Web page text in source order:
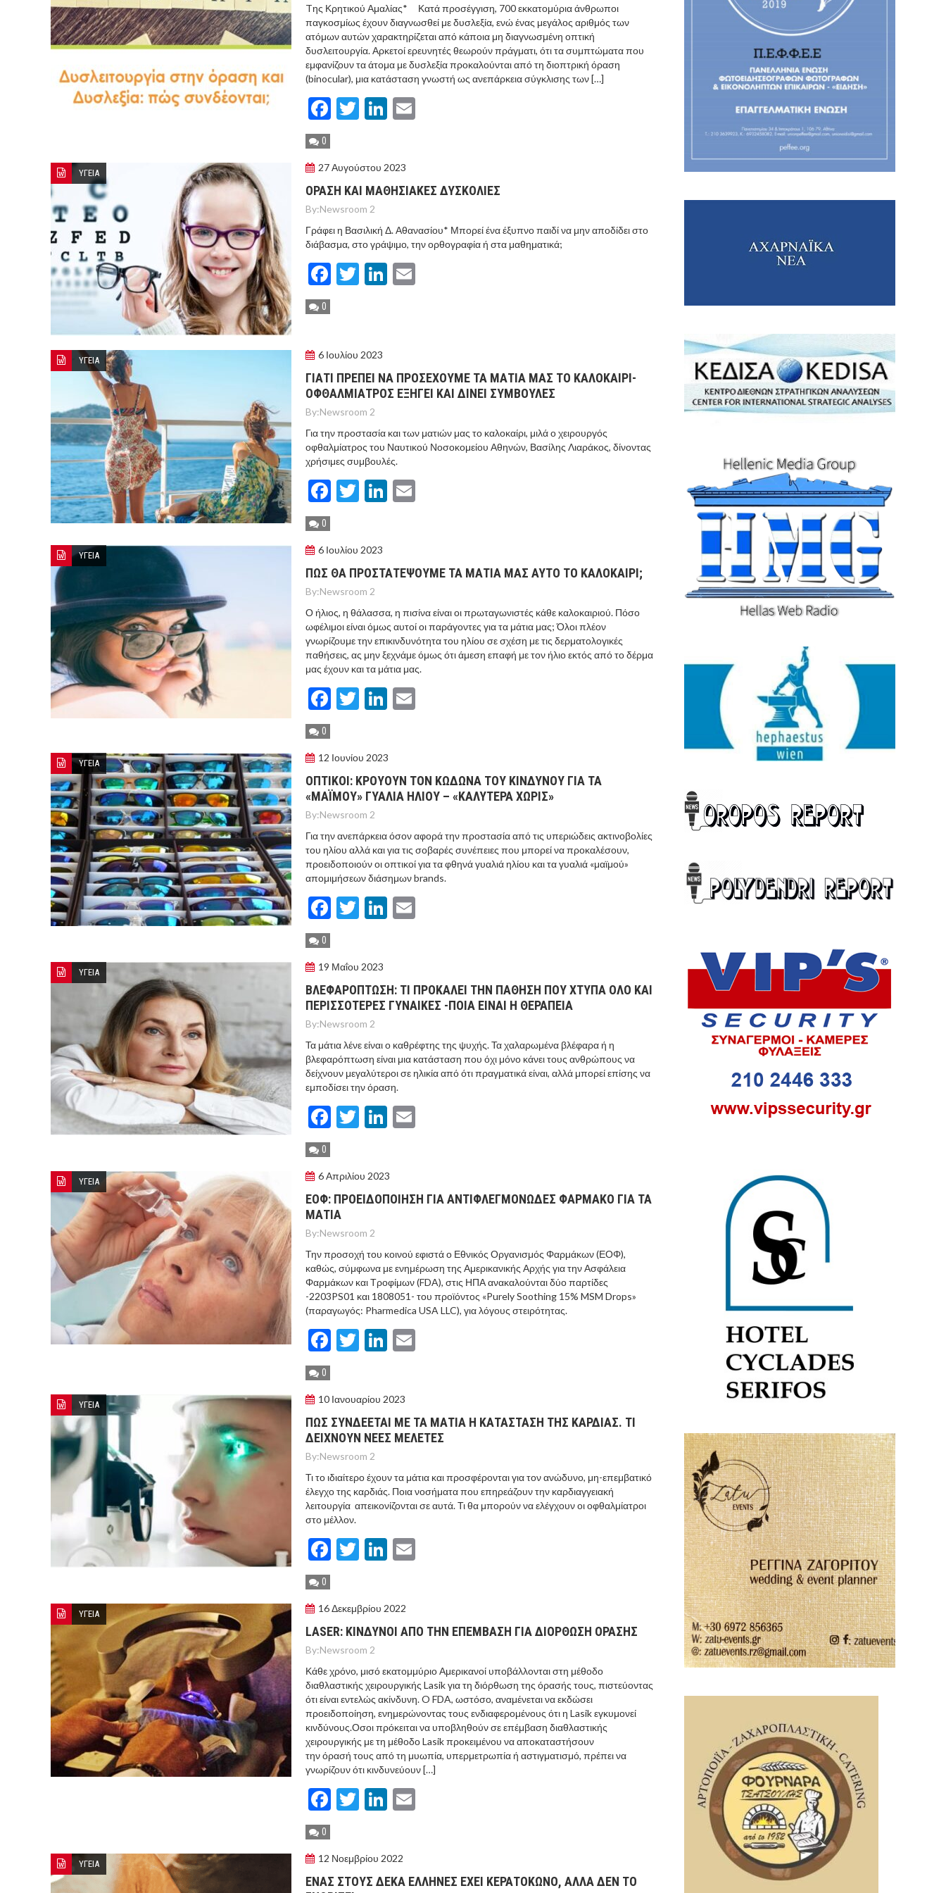
Tης Κρητικού Αμαλίας* Κατά προσέγγιση, 700 εκκατομύρια άνθρωποι
παγκοσμίως έχουν διαγνωσθεί με δυσλεξία, ενώ ένας μεγάλος αριθμός των
ατόμων αυτών χαρακτηρίζεται από κάποια μη διαγνωσμένη οπτική
δυσλειτουργία. Αρκετοί ερευνητές θεωρούν πράγματι, ότι τα συμπτώματα που
εμφανίζουν τα άτομα με δυσλεξία προκαλούνται από τη διοπτρική όραση
(binocular), μια κατάσταση γνωστή ως ανεπάρκεια σύγκλισης των […]
Facebook
TwitterLinkedIn
0
ΥΓΕΙΑ 27 Αυγούστου 2023
ΟΡΑΣΗ ΚΑΙ ΜΑΘΗΣΙΑΚΕΣ ΔΥΣΚΟΛΙΕΣ
By:Newsroom 2
Γράφει η Βασιλική Δ. Αθανασίου* Μπορεί ένα έξυπνο παιδί να μην αποδίδει στο
διάβασμα, στο γράψιμο, την ορθογραφία ή στα μαθηματικά;
Facebook
TwitterLinkedIn
0
ΥΓΕΙΑ 6 Ιουλίου 2023
ΓΙΑΤΙ ΠΡΕΠΕΙ ΝΑ ΠΡΟΣΕΧΟΥΜΕ ΤΑ ΜΑΤΙΑ ΜΑΣ ΤΟ ΚΑΛΟΚΑΙΡΙ-
ΟΦΘΑΛΜΙΑΤΡΟΣ ΕΞΗΓΕΙ ΚΑΙ ΔΙΝΕΙ ΣΥΜΒΟΥΛΕΣ
By:Newsroom 2
Για την προστασία και των ματιών μας το καλοκαίρι, μιλά ο χειρουργός
οφθαλμίατρος του Ναυτικού Νοσοκομείου Αθηνών, Βασίλης Λιαράκος, δίνοντας
χρήσιμες συμβουλές.
Facebook
TwitterLinkedIn
0
ΥΓΕΙΑ 6 Ιουλίου 2023
ΠΩΣ ΘΑ ΠΡΟΣΤΑΤΕΨΟΥΜΕ ΤΑ ΜΑΤΙΑ ΜΑΣ ΑΥΤΟ ΤΟ ΚΑΛΟΚΑΙΡΙ;
By:Newsroom 2
Ο ήλιος, η θάλασσα, η πισίνα είναι οι πρωταγωνιστές κάθε καλοκαιριού. Πόσο
ωφέλιμοι είναι όμως αυτοί οι παράγοντες για τα μάτια μας; Όλοι πλέον
γνωρίζουμε την επικινδυνότητα του ηλίου σε σχέση με τις δερματολογικές
παθήσεις, ας μην ξεχνάμε όμως ότι άμεση επαφή με τον ήλιο εκτός από το δέρμα
μας έχουν και τα μάτια μας.
Facebook
TwitterLinkedIn
0
ΥΓΕΙΑ 12 Ιουνίου 2023
ΟΠΤΙΚΟΙ: ΚΡΟΥΟΥΝ ΤΟΝ ΚΩΔΩΝΑ ΤΟΥ ΚΙΝΔΥΝΟΥ ΓΙΑ ΤΑ
«ΜΑΪΜΟΥ» ΓΥΑΛΙΑ ΗΛΙΟΥ – «ΚΑΛΥΤΕΡΑ ΧΩΡΙΣ»
By:Newsroom 2
Για την ανεπάρκεια όσον αφορά την προστασία από τις υπεριώδεις ακτινοβολίες
του ηλίου αλλά και για τις σοβαρές συνέπειες που μπορεί να προκαλέσουν,
προειδοποιούν οι οπτικοί για τα φθηνά γυαλιά ηλίου και τα γυαλιά «μαϊμού»
απομιμήσεων διάσημων brands.
Facebook
TwitterLinkedIn
0
ΥΓΕΙΑ 19 Μαΐου 2023
ΒΛΕΦΑΡΟΠΤΩΣΗ: ΤΙ ΠΡΟΚΑΛΕΙ ΤΗΝ ΠΑΘΗΣΗ ΠΟΥ ΧΤΥΠΑ ΟΛΟ ΚΑΙ
ΠΕΡΙΣΣΟΤΕΡΕΣ ΓΥΝΑΙΚΕΣ -ΠΟΙΑ ΕΙΝΑΙ Η ΘΕΡΑΠΕΙΑ
By:Newsroom 2
Τα μάτια λένε είναι ο καθρέφτης της ψυχής. Τα χαλαρωμένα βλέφαρα ή η
βλεφαρόπτωση είναι μια κατάσταση που όχι μόνο κάνει τους ανθρώπους να
δείχνουν μεγαλύτεροι σε ηλικία από ότι πραγματικά είναι, αλλά μπορεί επίσης να
εμποδίσει την όραση.
Facebook
TwitterLinkedIn
0
ΥΓΕΙΑ 6 Απριλίου 2023
ΕΟΦ: ΠΡΟΕΙΔΟΠΟΙΗΣΗ ΓΙΑ ΑΝΤΙΦΛΕΓΜΟΝΩΔΕΣ ΦΑΡΜΑΚΟ ΓΙΑ ΤΑ
ΜΑΤΙΑ
By:Newsroom 2
Την προσοχή του κοινού εφιστά ο Εθνικός Οργανισμός Φαρμάκων (ΕΟΦ),
καθώς, σύμφωνα με ενημέρωση της Αμερικανικής Αρχής για την Ασφάλεια
Φαρμάκων και Τροφίμων (FDA), στις ΗΠΑ ανακαλούνται δύο παρτίδες
-2203PS01 και 1808051- του προϊόντος «Purely Soothing 15% MSM Drops»
(παραγωγός: Pharmedica USA LLC), για λόγους στειρότητας.
Facebook
TwitterLinkedIn
0
ΥΓΕΙΑ 10 Ιανουαρίου 2023
ΠΩΣ ΣΥΝΔΕΕΤΑΙ ΜΕ ΤΑ ΜΑΤΙΑ Η ΚΑΤΑΣΤΑΣΗ ΤΗΣ ΚΑΡΔΙΑΣ. ΤΙ
ΔΕΙΧΝΟΥΝ ΝΕΕΣ ΜΕΛΕΤΕΣ
By:Newsroom 2
Τι το ιδιαίτερο έχουν τα μάτια και προσφέρονται για τον ανώδυνο, μη-επεμβατικό
έλεγχο της καρδιάς. Ποια νοσήματα που επηρεάζουν την καρδιαγγειακή
λειτουργία απεικονίζονται σε αυτά. Τι θα μπορούν να ελέγχουν οι οφθαλμίατροι
στο μέλλον.
Facebook
TwitterLinkedIn
0
ΥΓΕΙΑ 16 Δεκεμβρίου 2022
LASER: ΚΙΝΔΥΝΟΙ ΑΠΟ ΤΗΝ ΕΠΕΜΒΑΣΗ ΓΙΑ ΔΙΟΡΘΩΣΗ ΟΡΑΣΗΣ
By:Newsroom 2
Κάθε χρόνο, μισό εκατομμύριο Αμερικανοί υποβάλλονται στη μέθοδο
διαθλαστικής χειρουργικής Lasik για τη διόρθωση της όρασής τους, πιστεύοντας
ότι είναι εντελώς ακίνδυνη. O FDA, ωστόσο, αναμένεται να εκδώσει
προειδοποίηση, ενημερώνοντας τους ενδιαφερομένους ότι η Lasik εγκυμονεί
κινδύνους.Οσοι πρόκειται να υποβληθούν σε επέμβαση διαθλαστικής
χειρουργικής με τη μέθοδο Lasik προκειμένου να αποκαταστήσουν
την όρασή τους από τη μυωπία, υπερμετρωπία ή αστιγματισμό, πρέπει να
γνωρίζουν ότι κινδυνεύουν […]
Facebook
TwitterLinkedIn
0
ΥΓΕΙΑ 12 Νοεμβρίου 2022
ΕΝΑΣ ΣΤΟΥΣ ΔΕΚΑ ΕΛΛΗΝΕΣ ΕΧΕΙ ΚΕΡΑΤΟΚΩΝΟ, ΑΛΛΑ ΔΕΝ ΤΟ